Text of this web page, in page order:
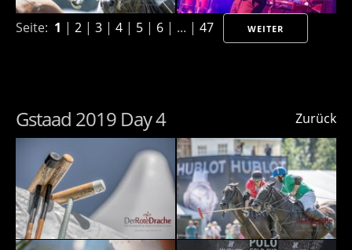
Seite: 1 | 2 | 3 | 4 | 5 | 6 | ... | 47 WEITER
Zurück
Gstaad 2019 Day 4